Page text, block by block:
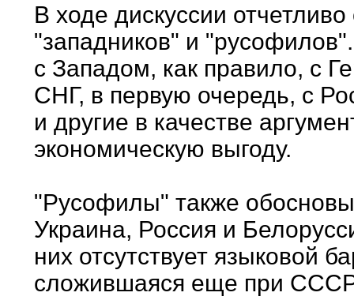
В ходе дискуссии
"западников" и
с Западом, как правило, с
СНГ, в первую очередь, с
и другие в качестве
экономическую выгоду.
"Русофилы" также
Украина, Россия и
них отсутствует языковой
сложившаяся еще при